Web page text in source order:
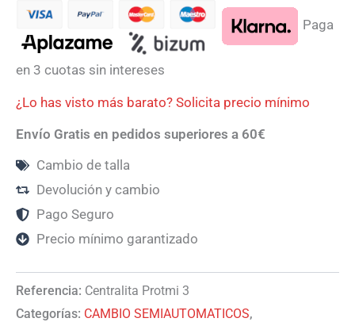
Paga
en 3 cuotas sin intereses
¿Lo has visto más barato? Solicita precio mínimo
Envío Gratis en pedidos superiores a 60€
Cambio de talla
Devolución y cambio
Pago Seguro
Precio mínimo garantizado
Referencia: Centralita Protmi 3
Categorías: CAMBIO SEMIAUTOMATICOS,